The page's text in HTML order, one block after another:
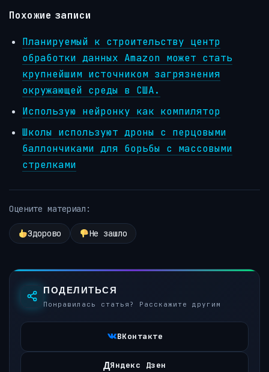
Похожие записи
Планируемый к строительству центр
обработки данных Amazon может стать
крупнейшим источником загрязнения
окружающей среды в США.
Использую нейронку как компилятор
Школы используют дроны с перцовыми
баллончиками для борьбы с массовыми
стрелками
Оцените материал:
Здорово Не зашло
ПОДЕЛИТЬСЯ
Понравилась статья? Расскажите другим
ВКонтакте
ДЯндекс Дзен